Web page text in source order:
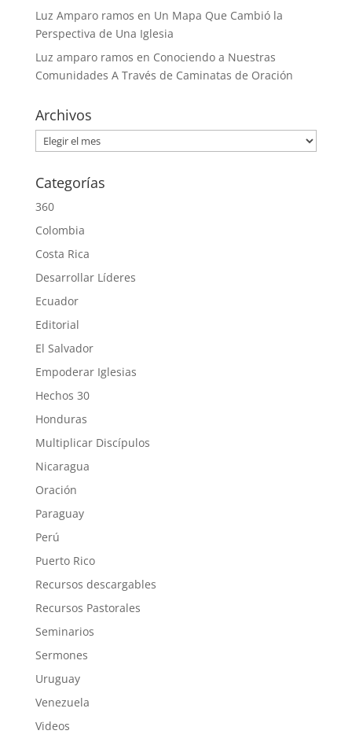
Luz Amparo ramos en Un Mapa Que Cambió la
Perspectiva de Una Iglesia
Luz amparo ramos en Conociendo a Nuestras
Comunidades A Través de Caminatas de Oración
Archivos
Archivos
Categorías
360
Colombia
Costa Rica
Desarrollar Líderes
Ecuador
Editorial
El Salvador
Empoderar Iglesias
Hechos 30
Honduras
Multiplicar Discípulos
Nicaragua
Oración
Paraguay
Perú
Puerto Rico
Recursos descargables
Recursos Pastorales
Seminarios
Sermones
Uruguay
Venezuela
Videos